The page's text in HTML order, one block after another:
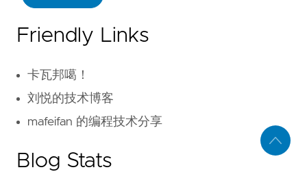
Friendly Links
卡瓦邦噶！
刘悦的技术博客
mafeifan 的编程技术分享
Blog Stats